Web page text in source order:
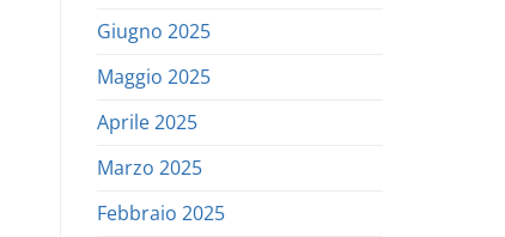
Giugno 2025
Maggio 2025
Aprile 2025
Marzo 2025
Febbraio 2025